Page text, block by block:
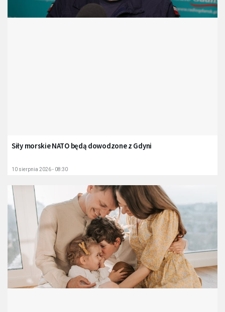
Siły morskie NATO będą dowodzone z Gdyni
10 sierpnia 2026 - 08:30